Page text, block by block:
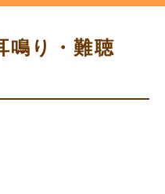
料金
間り・難聴